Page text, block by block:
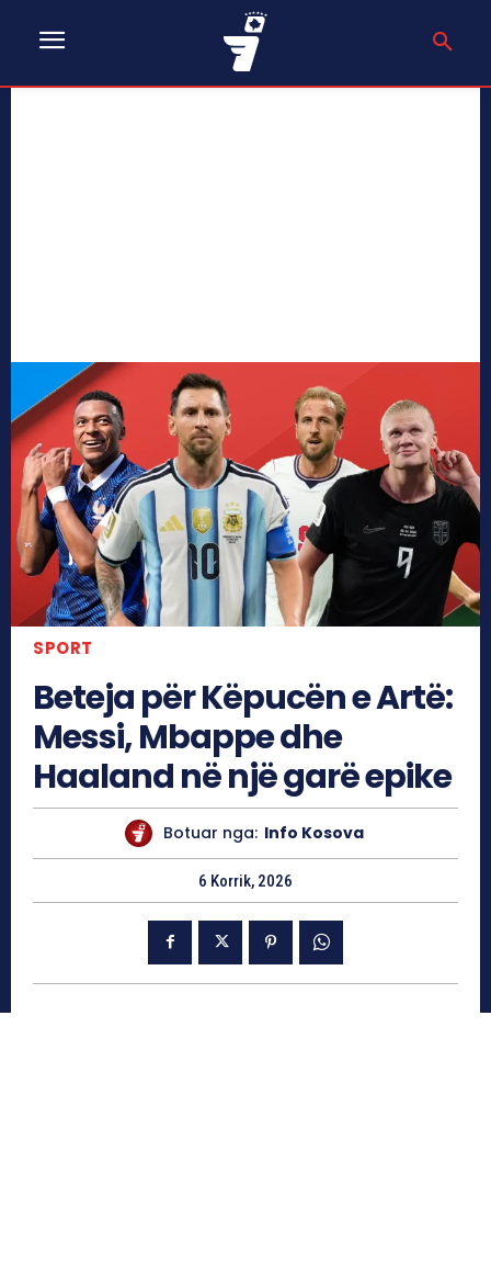
SPORT
Beteja për Këpucën e Artë:
Messi, Mbappe dhe
Haaland në një garë epike
Botuar nga: Info Kosova
6 Korrik, 2026